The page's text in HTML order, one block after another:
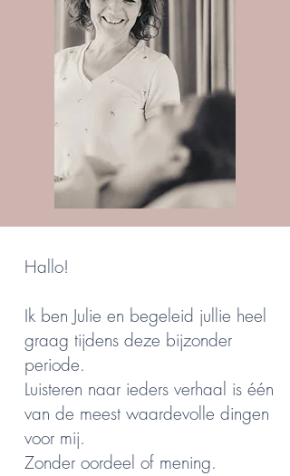
Hallo!
Ik ben Julie en begeleid jullie heel
graag tijdens deze bijzonder
periode.
Luisteren naar ieders verhaal is één
van de meest waardevolle dingen
voor mij.
Zonder oordeel of mening.